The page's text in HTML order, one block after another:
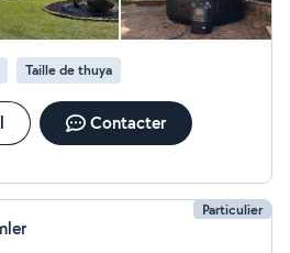
Taille de thuya
Contacter
Particulier